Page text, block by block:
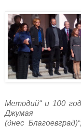
Методий“ и 100
Джумая
(днес